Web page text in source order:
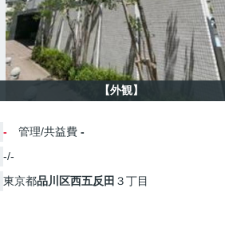
【外観】
- 管理/共益費 -
-/-
東京都品川区西五反田 ３丁目